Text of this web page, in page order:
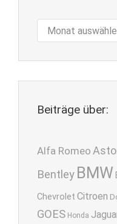
Beiträge über:
Alfa Romeo
Bentley BMW
Chevrolet Citroen
GOES Honda